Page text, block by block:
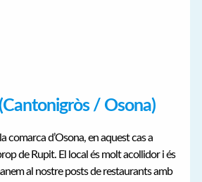
/ Osona)
comarca d’Osona, en aquest cas a
de Rupit. El local és molt acollidor i és
al nostre posts de restaurants amb